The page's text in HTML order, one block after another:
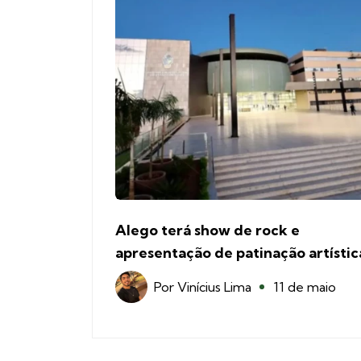
Alego terá show de rock e
apresentação de patinação
Por Vinícius Lima 11 de maio